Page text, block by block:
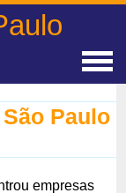
Paulo
empresas